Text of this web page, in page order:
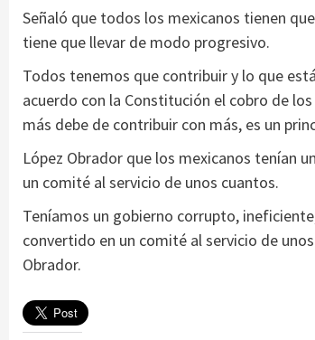
Señaló que todos los mexicanos tienen
tiene que llevar de modo progresivo.
Todos tenemos que contribuir y lo que
acuerdo con la Constitución el cobro de
más debe de contribuir con más, es un
López Obrador que los mexicanos tenían
un comité al servicio de unos cuantos.
Teníamos un gobierno corrupto,
convertido en un comité al servicio de
Obrador.